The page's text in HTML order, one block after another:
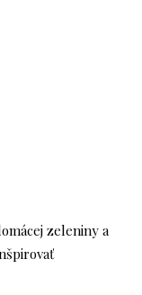
zeleniny a